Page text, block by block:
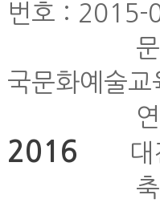
번호 : 2015-
문화예술
국문화예술
연극치료/
2016 대전
축제의